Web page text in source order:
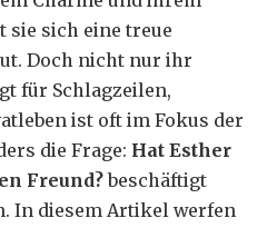
sie sich eine treue
Doch nicht nur ihr
für Schlagzeilen,
ist oft im Fokus der
die Frage: Hat Esther
Freund?beschäftigt
In diesem Artikel werfen